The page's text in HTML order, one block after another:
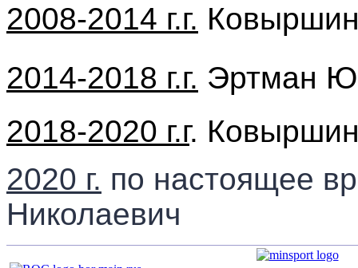
2008-2014 г.г.
2014-2018 г.г. Эртман
2018-2020 г.г.
2020 г. по настоящее
Николаевич